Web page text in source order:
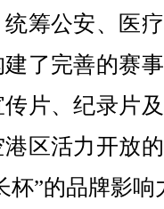
筹公安、医
了完善的赛
片、纪录片
区活力开放
杯”的品牌影响